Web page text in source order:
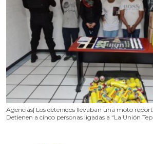
Agencias| Los detenidos llevaban una moto
Detienen a cinco personas ligadas a “La Unión